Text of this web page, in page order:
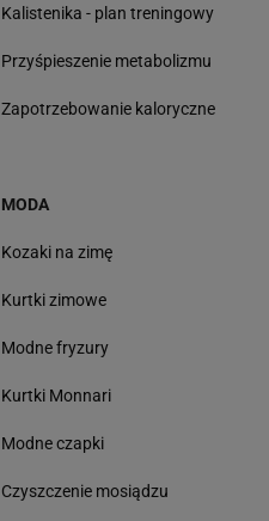
Kalistenika - plan treningowy
Przyśpieszenie metabolizmu
Zapotrzebowanie kaloryczne
MODA
Kozaki na zimę
Kurtki zimowe
Modne fryzury
Kurtki Monnari
Modne czapki
Czyszczenie mosiądzu